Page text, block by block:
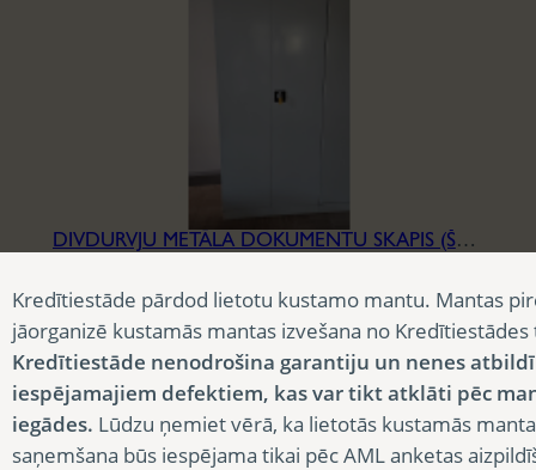
DIVDURVJU METĀLA DOKUMENTU SKAPIS (ŠAURS)
Kredītiestāde pārdod lietotu kustamo mantu. Mantas
jāorganizē kustamās mantas izvešana no
Kredītiestāde nenodrošina garantiju un nenes
iespējamajiem defektiem, kas var tikt atklāti pēc
iegādes. Lūdzu ņemiet vērā, ka lietotās kustamās
saņemšana būs iespējama tikai pēc AML anketas